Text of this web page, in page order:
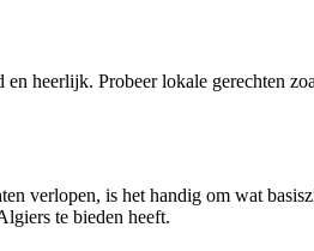
heerlijk. Probeer lokale gerechten
verlopen, is het handig om wat
te bieden heeft.